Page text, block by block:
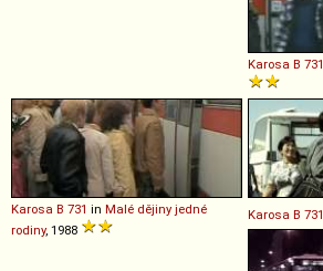
Karosa B 731
Karosa B 731 in Malé dějiny jedné
rodiny, 1988
Karosa B 731